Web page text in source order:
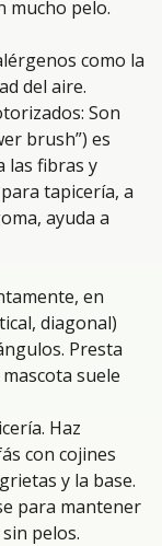
mucho pelo.
como la
del aire.
Son
brush”) es
las fibras y
tapicería, a
ayuda a
en
diagonal)
Presta
suele
Haz
con cojines
y la base.
para mantener
pelos.